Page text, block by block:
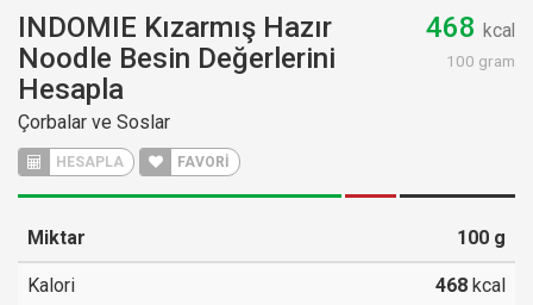
INDOMIE Kızarmış Hazır
Noodle Besin Değerlerini
Hesapla
Çorbalar ve Soslar
HESAPLA FAVORİ
468 kcal
100 gram
Miktar 100 g
Kalori 468 kcal